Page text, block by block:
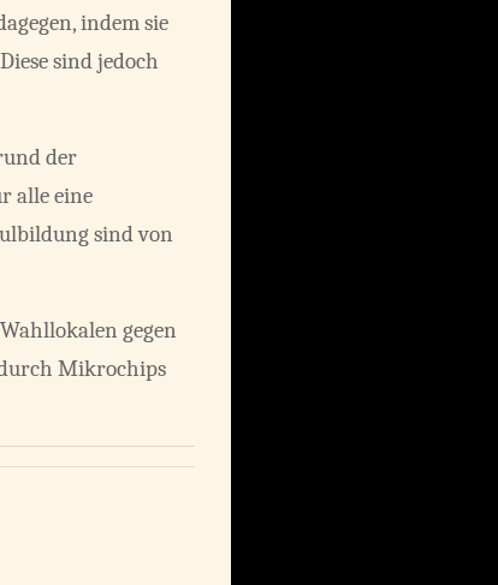
indem sie
sind jedoch
der
alle eine
sind von
gegen
durch Mikrochips